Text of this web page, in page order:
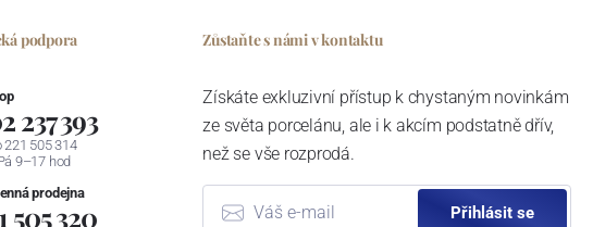
podpora
237 393
221 505 314
9–17 hod
prodejna
505 320
Zůstaňte s námi v kontaktu
Získáte exkluzivní přístup k chystaným novinkám
ze světa porcelánu, ale i k akcím podstatně dřív,
než se vše rozprodá.
Přihlásit se